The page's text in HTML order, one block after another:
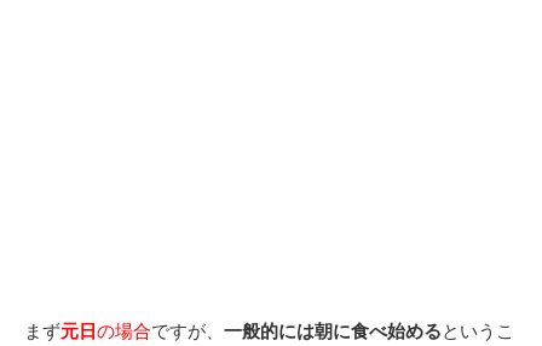
まず元日の場合ですが、 一般的には朝に食べ始めるというこ